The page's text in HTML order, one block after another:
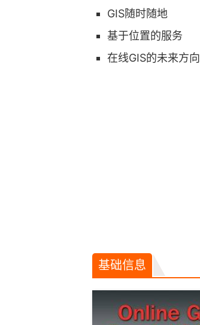
GIS随时随地
基于位置的服务
在线GIS的未来方向
基础信息